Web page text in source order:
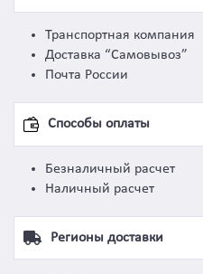
Транспортная компания
Доставка “Самовывоз”
Почта России
Способы оплаты
Безналичный расчет
Наличный расчет
Регионы доставки